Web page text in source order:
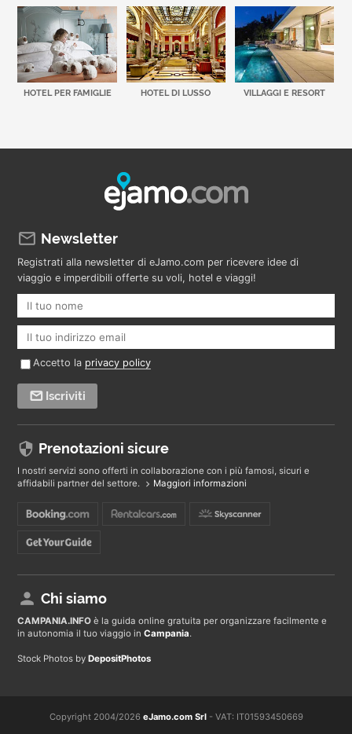
HOTEL PER FAMIGLIE HOTEL DI LUSSO VILLAGGI E RESORT
Newsletter
Registrati alla newsletter di eJamo.com per ricevere idee di
viaggio e imperdibili offerte su voli, hotel e viaggi!
Accetto la privacy policy
Iscriviti
Prenotazioni sicure
I nostri servizi sono offerti in collaborazione con i più famosi, sicuri e
affidabili partner del settore.
Maggiori informazioni
Chi siamo
CAMPANIA.INFO è la guida online gratuita per organizzare facilmente e
in autonomia il tuo viaggio inCampania.
Stock Photos byDepositPhotos
Copyright 2004/2026 eJamo.com Srl- VAT: IT01593450669